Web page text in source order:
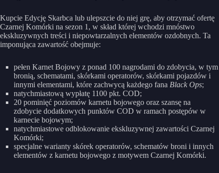
Kupcie Edycję Skarbca lub ulepszcie do niej grę, aby otrzymać ofertę
Czarnej Komórki na sezon 1, w skład której wchodzi mnóstwo
ekskluzywnych treści i niepowtarzalnych elementów ozdobnych. Ta
imponująca zawartość obejmuje:
pełen Karnet Bojowy z ponad 100 nagrodami do zdobycia, w tym
bronią, schematami, skórkami operatorów, skórkami pojazdów i
innymi elementami, które zachwycą każdego fana Black Ops;
natychmiastową wypłatę 1100 pkt. COD;
20 pominięć poziomów karnetu bojowego oraz szansę na
zdobycie dodatkowych punktów COD w ramach postępów w
karnecie bojowym;
natychmiastowe odblokowanie ekskluzywnej zawartości Czarnej
Komórki;
specjalne warianty skórek operatorów, schematów broni i innych
elementów z karnetu bojowego z motywem Czarnej Komórki.